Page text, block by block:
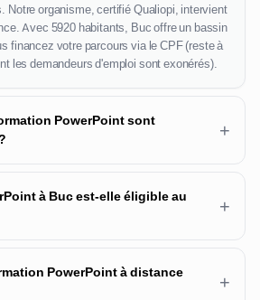
Notre organisme, certifié Qualiopi, intervient
Avec 5920 habitants, Buc offre un bassin
financez votre parcours via le CPF (reste à
les demandeurs d'emploi sont exonérés).
PowerPoint sont
+
à Buc est-elle éligible au
+
PowerPoint à distance
+